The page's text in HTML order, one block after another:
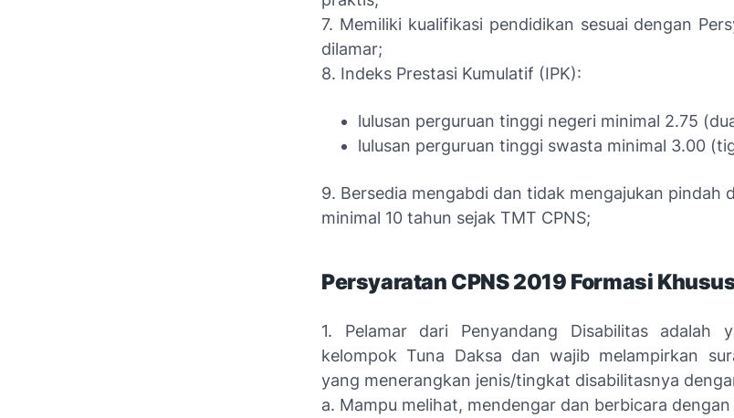
7. Memiliki kualifikasi pendidikan sesuai dengan
dilamar;
8. Indeks Prestasi Kumulatif (IPK):
lulusan perguruan tinggi negeri minimal 2.75
lulusan perguruan tinggi swasta minimal 3.00
9. Bersedia mengabdi dan tidak mengajukan pindah
minimal 10 tahun sejak TMT CPNS;
Persyaratan CPNS 2019 Formasi
1. Pelamar dari Penyandang Disabilitas adalah
kelompok Tuna Daksa dan wajib melampirkan
yang menerangkan jenis/tingkat disabilitasnya
a. Mampu melihat, mendengar dan berbicara dengan